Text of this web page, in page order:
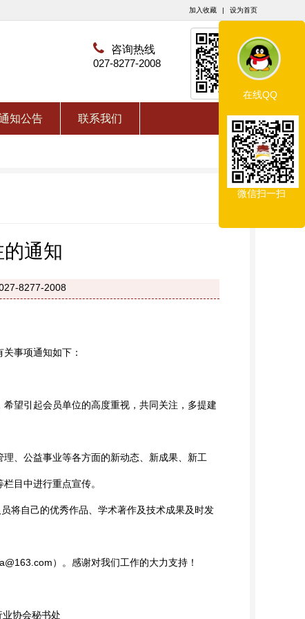
加入收藏 | 设为首页
咨询热线
027-8277-2008
知公告 联系我们
通知
8277-2008
事项通知如下：
望引起会员单位的高度重视，共同关注，多提建
、公益事业等各方面的新动态、新成果、新工
栏目中进行重点宣传。
将自己的优秀作品、学术著作及技术成果及时发
）。感谢对我们工作的大力支持！
会秘书处
在线QQ
微信扫一扫